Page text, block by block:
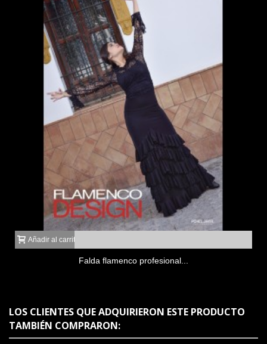
Añadir al carrito
Falda flamenco profesional...
LOS CLIENTES QUE ADQUIRIERON ESTE PRODUCTO
TAMBIÉN COMPRARON: